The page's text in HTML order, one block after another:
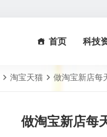
首页 科技
淘宝天猫 做淘宝新店每
做淘宝新店每